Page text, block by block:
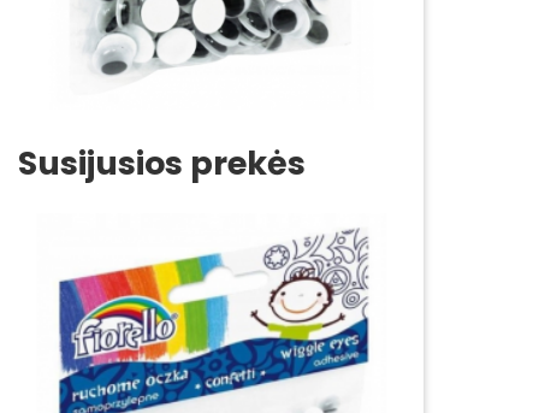
Susijusios prekės